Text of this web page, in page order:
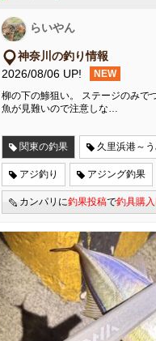
らいやん
神奈川の釣り情報
2026/08/06 UP!
NEW
柳の下の鯵狙い。 ステージのみで
魚が見難いので注意しな…
関東の釣果 久里浜港～
アジ釣り アジング釣果
カンパリに釣果投稿で釣具購